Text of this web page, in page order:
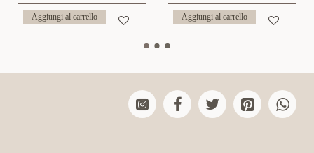
Aggiungi al carrello Aggiungi al carrello